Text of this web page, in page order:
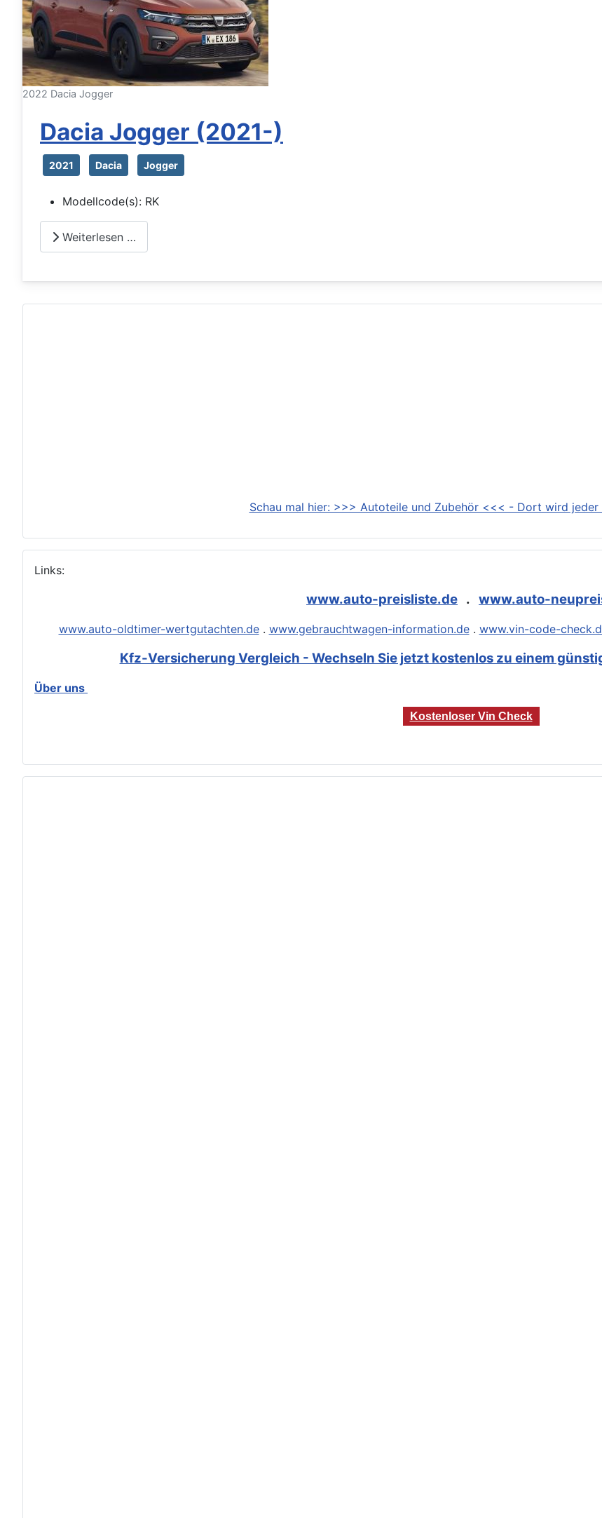
2022 Dacia Jogger
Dacia Jogger (2021-)
2021 Dacia Jogger
Modellcode(s): RK
Weiterlesen …
Schau mal hier: >>> Autoteile und Zubehör <<< - Dort wird jeder
Links:
www.auto-preisliste.de . www.auto-
www.auto-oldtimer-wertgutachten.de. www.gebrauchtwagen-information.de. www.vin-code-
Kfz-Versicherung Vergleich - Wechseln Sie jetzt kostenlos zu einem
Über uns
Kostenloser Vin Check